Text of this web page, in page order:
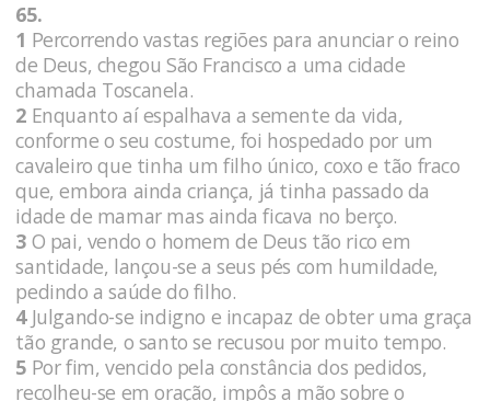
65.
1 Percorrendo vastas regiões para anunciar o reino
de Deus, chegou São Francisco a uma cidade
chamada Toscanela.
2 Enquanto aí espalhava a semente da vida,
conforme o seu costume, foi hospedado por um
cavaleiro que tinha um filho único, coxo e tão fraco
que, embora ainda criança, já tinha passado da
idade de mamar mas ainda ficava no berço.
3 O pai, vendo o homem de Deus tão rico em
santidade, lançou-se a seus pés com humildade,
pedindo a saúde do filho.
4Julgando-se indigno e incapaz de obter uma graça
tão grande, o santo se recusou por muito tempo.
5 Por fim, vencido pela constância dos pedidos,
recolheu-se em oração, impôs a mão sobre o